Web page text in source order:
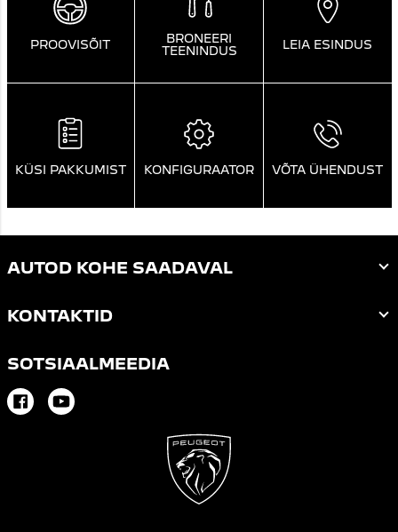
PROOVISÕIT
BRONEERI
TEENINDUS
LEIA ESINDUS
KÜSI PAKKUMIST KONFIGURAATOR VÕTA ÜHENDUST
AUTOD KOHE SAADAVAL
KONTAKTID
SOTSIAALMEEDIA
Facebook
Youtube